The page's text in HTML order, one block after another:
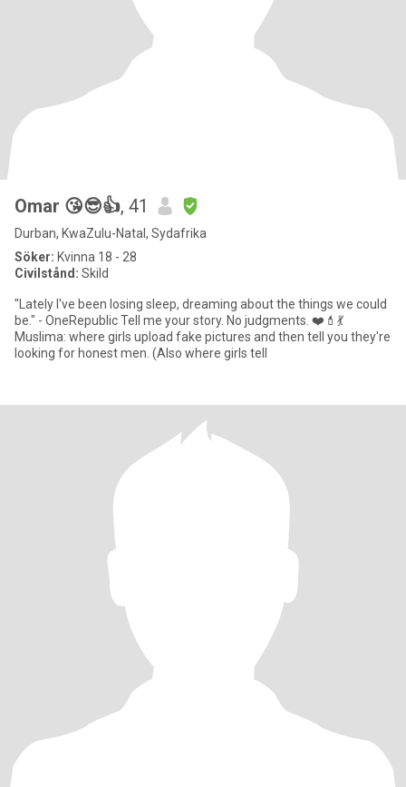
Omar 😘😎👍, 41
Durban, KwaZulu-Natal, Sydafrika
Söker: Kvinna 18 - 28
Civilstånd: Skild
"Lately I've been losing sleep, dreaming about the things we could
be." - OneRepublic Tell me your story. No judgments. ❤️💄💃
Muslima: where girls upload fake pictures and then tell you they're
looking for honest men. (Also where girls tell